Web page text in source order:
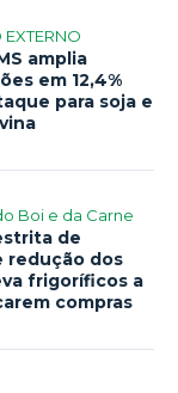
amplia
em 12,4%
para soja e
Boi e da Carne
de
redução dos
frigoríficos a
compras